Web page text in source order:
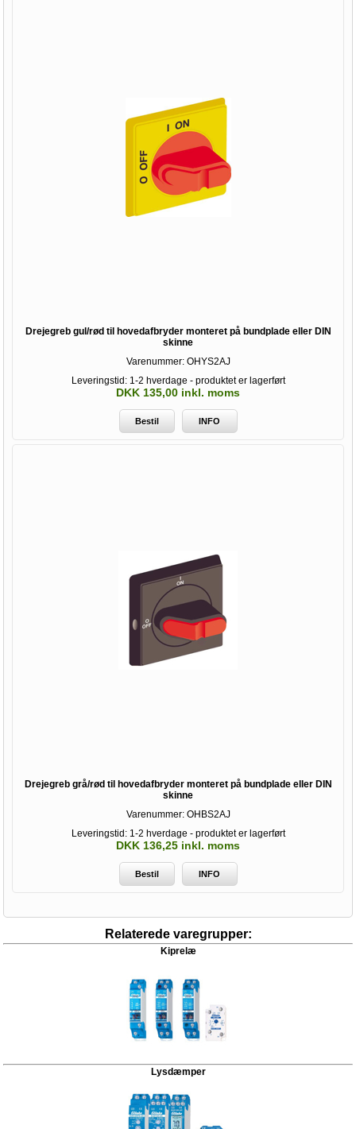
Drejegreb gul/rød til hovedafbryder monteret på bundplade eller DIN
skinne
Varenummer: OHYS2AJ
Leveringstid: 1-2 hverdage - produktet er lagerført
DKK 135,00 inkl. moms
Bestil INFO
Drejegreb grå/rød til hovedafbryder monteret på bundplade eller DIN
skinne
Varenummer: OHBS2AJ
Leveringstid: 1-2 hverdage - produktet er lagerført
DKK 136,25 inkl. moms
Bestil INFO
Relaterede varegrupper:
Kiprelæ
Lysdæmper